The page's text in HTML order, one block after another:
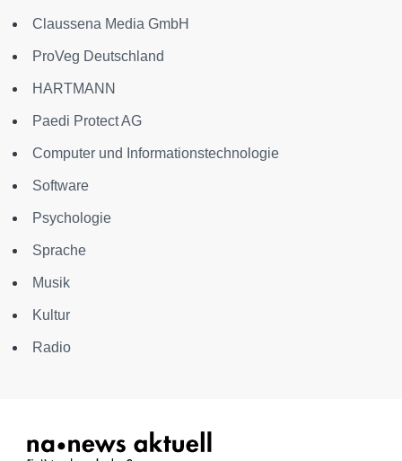
Claussena Media GmbH
ProVeg Deutschland
HARTMANN
Paedi Protect AG
Computer und Informationstechnologie
Software
Psychologie
Sprache
Musik
Kultur
Radio